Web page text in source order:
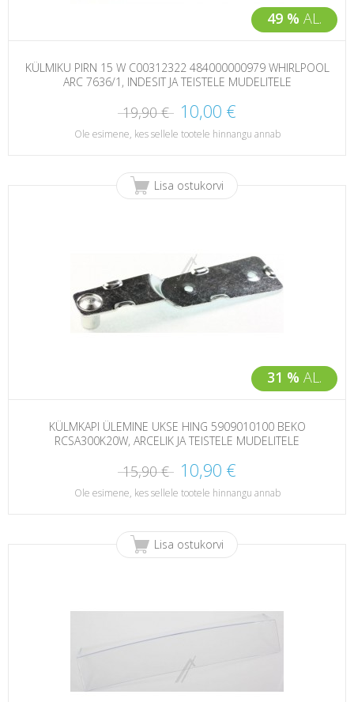
49 % AL.
KÜLMIKU PIRN 15 W C00312322 484000000979 WHIRLPOOL
ARC 7636/1, INDESIT JA TEISTELE MUDELITELE
19,90 € 10,00 €
Ole esimene, kes sellele tootele hinnangu annab
31 % AL.
Lisa ostukorvi
KÜLMKAPI ÜLEMINE UKSE HING 5909010100 BEKO
RCSA300K20W, ARCELIK JA TEISTELE MUDELITELE
15,90 € 10,90 €
Ole esimene, kes sellele tootele hinnangu annab
Lisa ostukorvi